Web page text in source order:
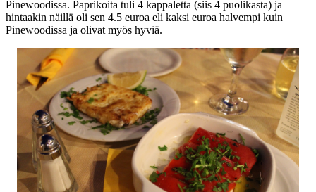
Pinewoodissa. Paprikoita tuli 4 kappaletta (siis 4 puolikasta) ja
hintaakin näillä oli sen 4.5 euroa eli kaksi euroa halvempi kuin
Pinewoodissa ja olivat myös hyviä.